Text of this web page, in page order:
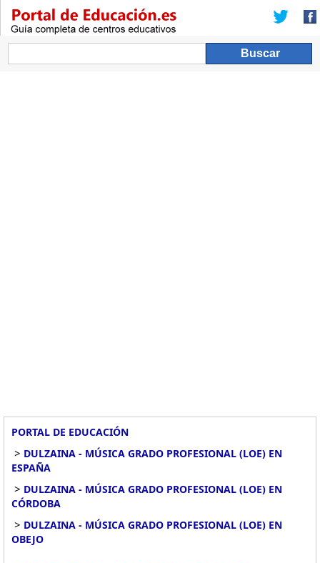
PORTAL DE EDUCACIÓN
> DULZAINA - MÚSICA GRADO PROFESIONAL (LOE) EN
ESPAÑA
> DULZAINA - MÚSICA GRADO PROFESIONAL (LOE) EN
CÓRDOBA
> DULZAINA - MÚSICA GRADO PROFESIONAL (LOE) EN
OBEJO